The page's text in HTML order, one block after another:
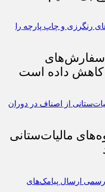
سفارش‌های
کاهش داده است
مالیات‌ستانی